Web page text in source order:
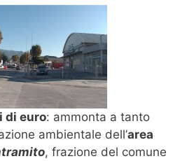
di euro: ammonta a tanto
ambientale dell’area
, frazione del comune